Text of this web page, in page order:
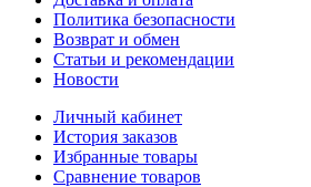
Политика безопасности
Возврат и обмен
Статьи и рекомендации
Новости
Личный кабинет
История заказов
Избранные товары
Сравнение товаров